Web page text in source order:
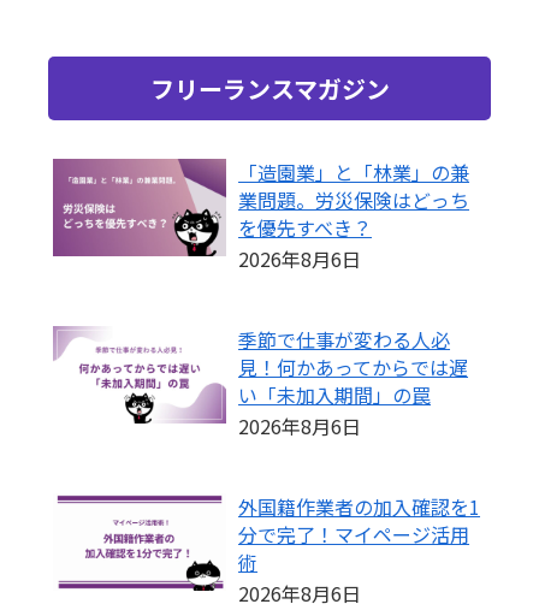
フリーランスマガジン
「造園業」と「林業」の兼
業問題。労災保険はどっち
を優先すべき？
2026年8月6日
季節で仕事が変わる人必
見！何かあってからでは遅
い「未加入期間」の罠
2026年8月6日
外国籍作業者の加入確認を1
分で完了！マイページ活用
術
2026年8月6日